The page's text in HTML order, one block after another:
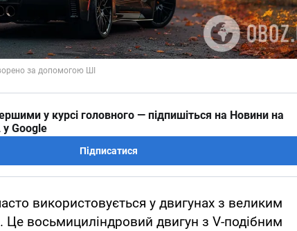
у курсі головного — підпишіться на Новини на
у Google
Підписатися
використовується у двигунах з великим
восьмициліндровий двигун з V-подібним